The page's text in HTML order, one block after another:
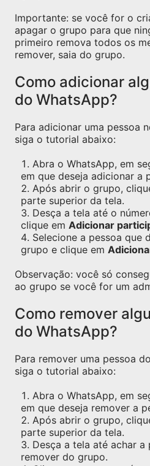
Importante: se você for o
apagar o grupo para que
primeiro remova todos os
remover, saia do grupo.
Como adicionar
do WhatsApp?
Para adicionar uma pessoa
siga o tutorial abaixo:
Abra o WhatsApp, em
em que deseja adicionar a
Após abrir o grupo,
parte superior da tela.
Desça a tela até o
clique em Adicionar
Selecione a pessoa que
grupo e clique em
Observação: você só
ao grupo se você for um
Como remover
do WhatsApp?
Para remover uma pessoa
siga o tutorial abaixo:
Abra o WhatsApp, em
em que deseja remover a
Após abrir o grupo,
parte superior da tela.
Desça a tela até achar a
remover do grupo.